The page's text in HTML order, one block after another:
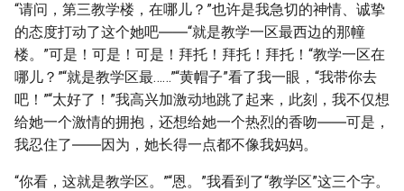
“请问，第三教学楼，在哪儿？”也许是我急切的神情、诚挚
的态度打动了这个她吧――“就是教学一区最西边的那幢
楼。”可是！可是！可是！拜托！拜托！拜托！“教学一区在
哪儿？”“就是教学区最……”“黄帽子”看了我一眼，“我带你去
吧！”“太好了！”我高兴加激动地跳了起来，此刻，我不仅想
给她一个激情的拥抱，还想给她一个热烈的香吻――可是，
我忍住了――因为，她长得一点都不像我妈妈。
“你看，这就是教学区。”“恩。”我看到了“教学区”这三个字。